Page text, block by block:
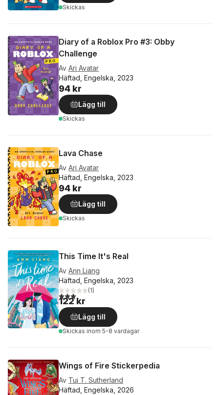
Skickas
Diary of a Roblox Pro #3: Obby
Challenge
Av Ari Avatar
Häftad, Engelska, 2023
94 kr
Lägg till
Skickas
Lava Chase
Av Ari Avatar
Häftad, Engelska, 2023
94 kr
Lägg till
Skickas
This Time It's Real
Av Ann Liang
Häftad, Engelska, 2023
3,0utav 5 stjärnor. Totalt antal röster:
(1)
122 kr
Lägg till
Skickas inom 5-8 vardagar
Wings of Fire Stickerpedia
Av Tui T. Sutherland
Häftad, Engelska, 2026